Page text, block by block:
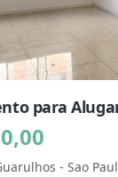
para
- SP
- Sao